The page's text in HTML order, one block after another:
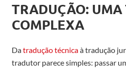
TRADUÇÃO: UMA
COMPLEXA
Datradução técnicaà tradução
tradutor parece simples: passar